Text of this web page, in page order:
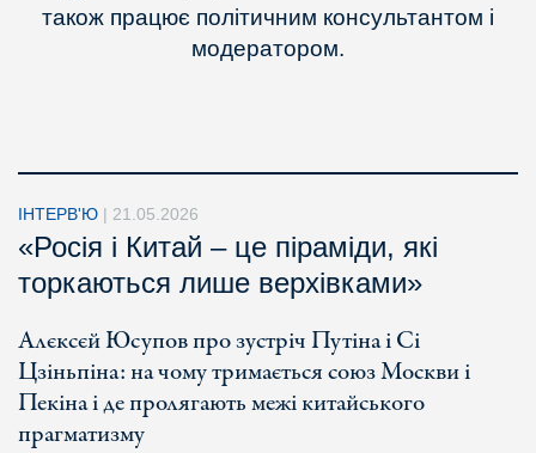
також працює політичним консультантом і
модератором.
ІНТЕРВ'Ю | 21.05.2026
«Росія і Китай – це піраміди, які
торкаються лише верхівками»
Алєксєй Юсупов про зустріч Путіна і Сі
Цзіньпіна: на чому тримається союз Москви і
Пекіна і де пролягають межі китайського
прагматизму